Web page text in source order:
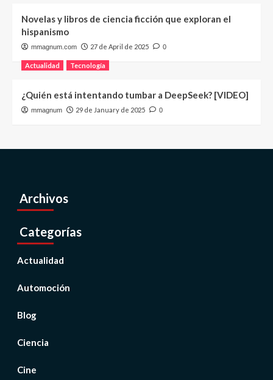
Novelas y libros de ciencia ficción que exploran el
hispanismo
mmagnum.com 27 de April de 2025 0
Actualidad Tecnología
¿Quién está intentando tumbar a DeepSeek? [VIDEO]
mmagnum 29 de January de 2025 0
Archivos
Categorías
Actualidad
Automoción
Blog
Ciencia
Cine